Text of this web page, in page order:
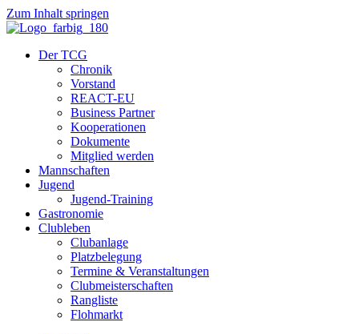
Zum Inhalt springen
Der TCG
Chronik
Vorstand
REACT-EU
Business Partner
Kooperationen
Dokumente
Mitglied werden
Mannschaften
Jugend
Jugend-Training
Gastronomie
Clubleben
Clubanlage
Platzbelegung
Termine & Veranstaltungen
Clubmeisterschaften
Rangliste
Flohmarkt